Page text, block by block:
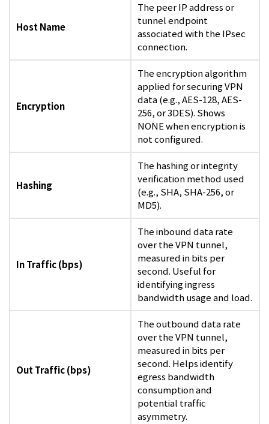
Host Name
The peer IP address or
tunnel endpoint
associated with the IPsec
connection.
Encryption
The encryption algorithm
applied for securing VPN
data (e.g., AES-128, AES-
256, or 3DES). Shows
NONE when encryption is
not configured.
Hashing
The hashing or integrity
verification method used
(e.g., SHA, SHA-256, or
MD5).
In Traffic (bps)
The inbound data rate
over the VPN tunnel,
measured in bits per
second. Useful for
identifying ingress
bandwidth usage and load.
Out Traffic (bps)
The outbound data rate
over the VPN tunnel,
measured in bits per
second. Helps identify
egress bandwidth
consumption and
potential traffic
asymmetry.